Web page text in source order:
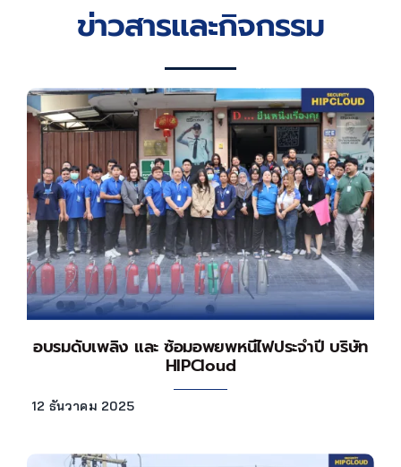
ข่าวสารและกิจกรรม
อบรมดับเพลิง และ ซ้อมอพยพหนีไฟประจำปี บริษัท
HIPCloud
12 ธันวาคม 2025